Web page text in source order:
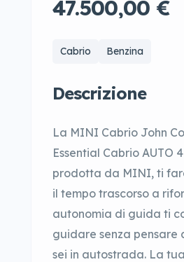
47.500,00 €
Cabrio Benzina
Descrizione
La MINI Cabrio John
Essential Cabrio AUTO
prodotta da MINI, ti
il tempo trascorso a
autonomia di guida ti
guidare senza pensare
sei in autostrada. La